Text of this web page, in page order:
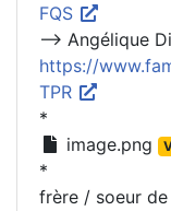
FQS
--> Angélique
https://
TPR
*
image.png
*
frère / soeur de